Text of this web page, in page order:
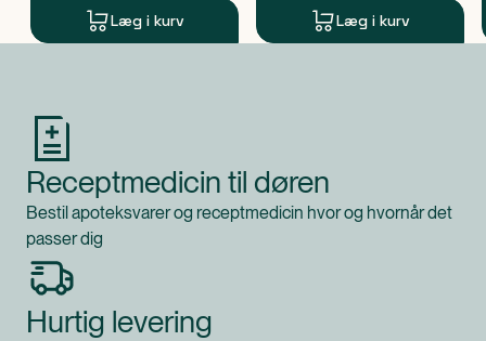
Læg i kurv Læg i kurv
Receptmedicin til døren
Bestil apoteksvarer og receptmedicin hvor og hvornår det
passer dig
Hurtig levering